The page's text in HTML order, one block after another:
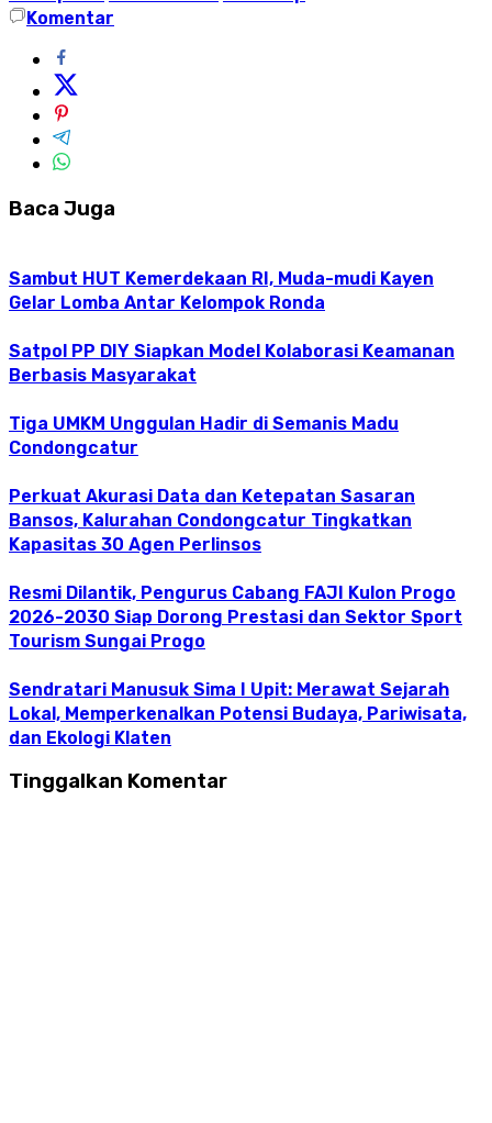
Komentar
Baca Juga
Sambut HUT Kemerdekaan RI, Muda-mudi Kayen
Gelar Lomba Antar Kelompok Ronda
Satpol PP DIY Siapkan Model Kolaborasi Keamanan
Berbasis Masyarakat
Tiga UMKM Unggulan Hadir di Semanis Madu
Condongcatur
Perkuat Akurasi Data dan Ketepatan Sasaran
Bansos, Kalurahan Condongcatur Tingkatkan
Kapasitas 30 Agen Perlinsos
Resmi Dilantik, Pengurus Cabang FAJI Kulon Progo
2026-2030 Siap Dorong Prestasi dan Sektor Sport
Tourism Sungai Progo
Sendratari Manusuk Sima I Upit: Merawat Sejarah
Lokal, Memperkenalkan Potensi Budaya, Pariwisata,
dan Ekologi Klaten
Tinggalkan Komentar